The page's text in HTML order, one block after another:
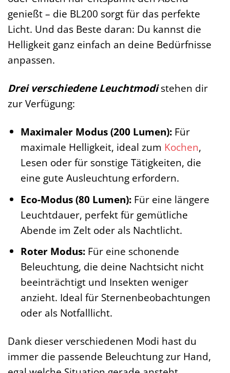
genießt – die BL200 sorgt für das perfekte
Licht. Und das Beste daran: Du kannst die
Helligkeit ganz einfach an deine Bedürfnisse
anpassen.
Drei verschiedene Leuchtmodistehen dir
zur Verfügung:
Maximaler Modus (200 Lumen):Für
maximale Helligkeit, ideal zum Kochen,
Lesen oder für sonstige Tätigkeiten, die
eine gute Ausleuchtung erfordern.
Eco-Modus (80 Lumen):Für eine längere
Leuchtdauer, perfekt für gemütliche
Abende im Zelt oder als Nachtlicht.
Roter Modus:Für eine schonende
Beleuchtung, die deine Nachtsicht nicht
beeinträchtigt und Insekten weniger
anzieht. Ideal für Sternenbeobachtungen
oder als Notfalllicht.
Dank dieser verschiedenen Modi hast du
immer die passende Beleuchtung zur Hand,